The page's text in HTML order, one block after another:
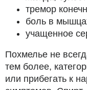
тремор
боль в
учащенное
Похмелье не
тем более,
или прибегать к